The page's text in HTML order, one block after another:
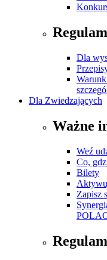
Dla
Dla Zwiedzających
Ważne
Weź
Co,
Bilety
Zapisz